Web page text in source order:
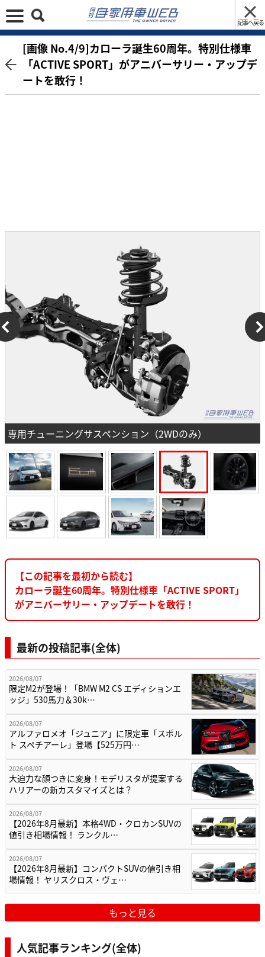
記事へ戻る
[画像 No.4/9]カローラ誕生60周年。特別仕様車
「ACTIVE SPORT」がアニバーサリー・アップデ
ートを敢行！
専用チューニングサスペンション（2WDのみ）
【この記事を最初から読む】
カローラ誕生60周年。特別仕様車「ACTIVE SPORT」
がアニバーサリー・アップデートを敢行！
最新の投稿記事(全体)
2026/08/07
限定M2が登場！「BMW M2 CS エディションエ
ッジ」530馬力＆30k…
2026/08/07
アルファロメオ「ジュニア」に限定車「スポル
ト スペチアーレ」登場【525万円…
2026/08/07
大迫力な顔つきに変身！モデリスタが提案する
ハリアーの新カスタマイズとは？
2026/08/07
【2026年8月最新】本格4WD・クロカンSUVの
値引き相場情報！ ランクル…
2026/08/07
【2026年8月最新】コンパクトSUVの値引き相
場情報！ ヤリスクロス・ヴェ…
もっと見る
人気記事ランキング(全体)